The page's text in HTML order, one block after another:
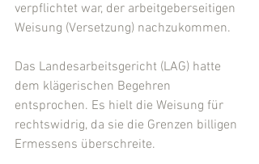
verpflichtet war, der arbeitgeberseitigen
Weisung (Versetzung) nachzukommen.
Das Landesarbeitsgericht (LAG) hatte
dem klägerischen Begehren
entsprochen. Es hielt die Weisung für
rechtswidrig, da sie die Grenzen billigen
Ermessens überschreite.